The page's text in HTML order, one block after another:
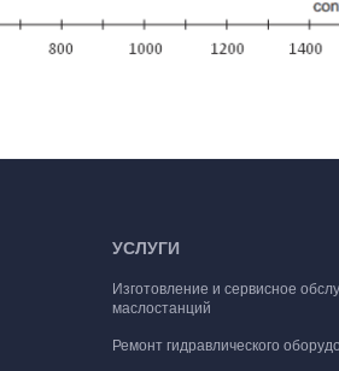
УСЛУГИ
Изготовление и сервисное
маслостанций
Ремонт гидравлического